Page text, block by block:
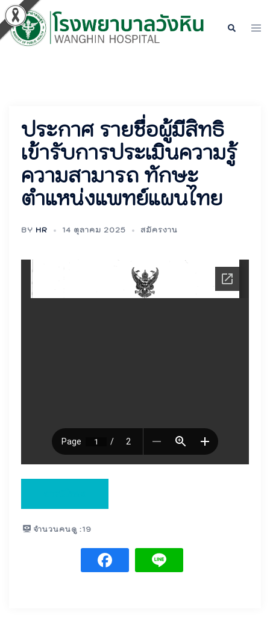
Skip
to
content
Search
ประกาศ รายชื่อผู้มีสิทธิ
เข้ารับการประเมินความรู้
ความสามารถ ทักษะ
ตำแหน่งแพทย์แผนไทย
BY HR 14 ตุลาคม 2025 สมัครงาน
จำนวนคนดู :19